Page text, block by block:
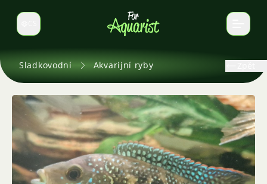
Select language
Sladkovodní Akvarijní ryby